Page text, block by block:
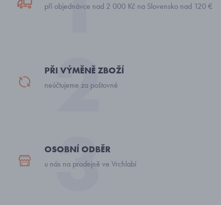
při objednávce nad 2 000 Kč na Slovensko nad 120 €
PŘI VÝMĚNĚ ZBOŽÍ
neúčtujeme za poštovné
OSOBNÍ ODBĚR
u nás na prodejně ve Vrchlabí